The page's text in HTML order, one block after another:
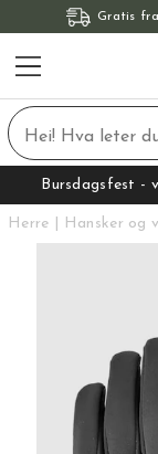
Gratis
Bursdagsfest -
Herre Hansker og